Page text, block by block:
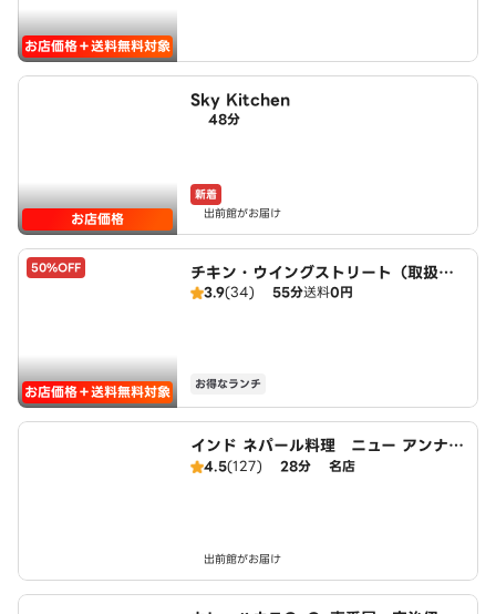
お店価格＋送料無料対象
お店価格
Sky Kitchen
48分
新着
出前館がお届け
50%OFF
お店価格＋送料無料対象
チキン・ウイングストリート（取扱：
ピザハット宇治小倉店）
3.9(34) 55分送料0円
お得なランチ
インド ネパール料理 ニュー アンナプ
ルナ
4.5(127) 28分 名店
出前館がお届け